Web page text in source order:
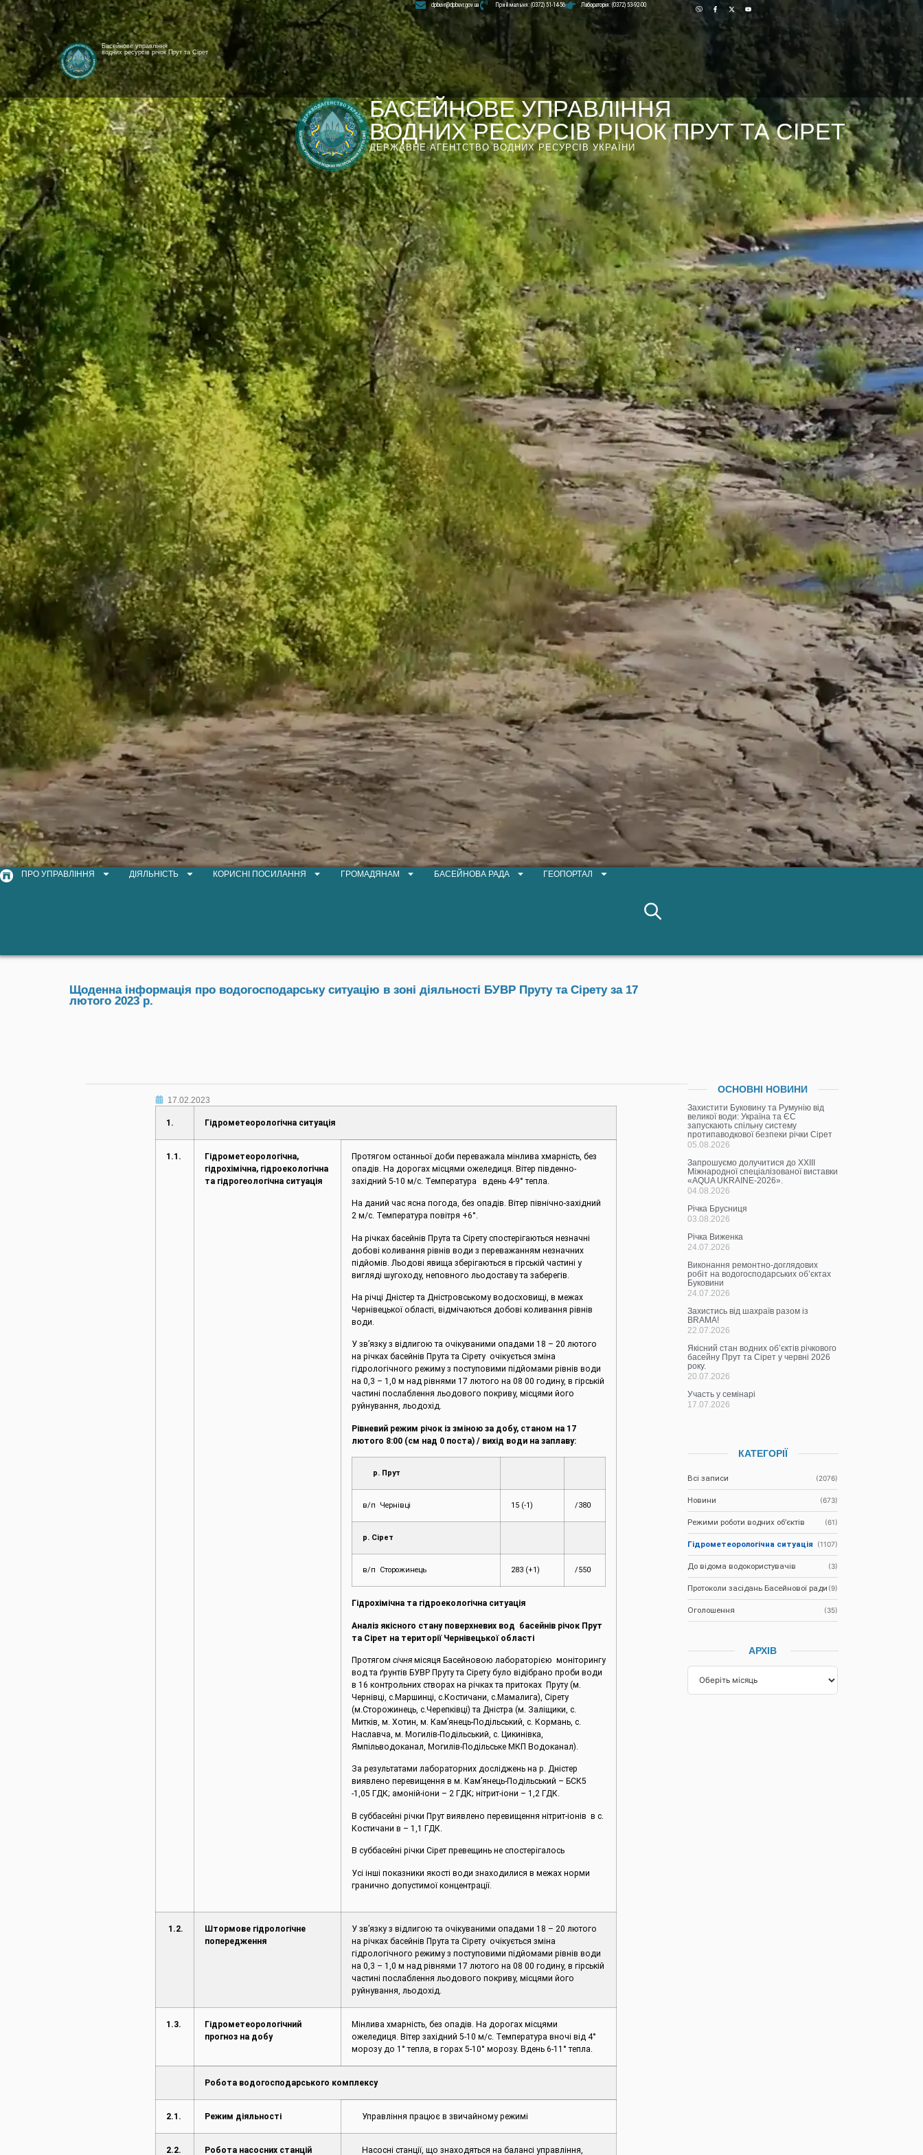
[newyear_garland]
Басейнове управління
водних ресурсів річок Прут та Сірет
Лабораторія: (0372) 53-92-00
dpbuvr@dpbuvr.gov.ua Приймальня: (0372) 51-14-56
БАСЕЙНОВЕ УПРАВЛІННЯ
ВОДНИХ РЕСУРСІВ РІЧОК ПРУТ ТА СІРЕТ
ДЕРЖАВНЕ АГЕНТСТВО ВОДНИХ РЕСУРСІВ УКРАЇНИ
ПРО УПРАВЛІННЯ ДІЯЛЬНІСТЬ КОРИСНІ ПОСИЛАННЯ ГРОМАДЯНАМ БАСЕЙНОВА РАДА ГЕОПОРТАЛ
Щоденна інформація про водогосподарську ситуацію в зоні діяльності БУВР Пруту та Сірету за 17
лютого 2023 р.
17.02.2023
1. Гідрометеорологічна ситуація
1.1.
Гідрометеорологічна,
гідрохімічна, гідроекологічна
та гідрогеологічна ситуація
Протягом останньої доби переважала мінлива хмарність, без
опадів. На дорогах місцями ожеледиця. Вітер південно-
західний 5-10 м/с. Температура вдень 4-9° тепла.
На даний час ясна погода, без опадів. Вітер північно-західний
2 м/с. Температура повітря +6°.
На річках басейнів Прута та Сірету спостерігаються незначні
добові коливання рівнів води з переважанням незначних
підйомів. Льодові явища зберігаються в гірській частині у
вигляді шугоходу, неповного льодоставу та заберегів.
На річці Дністер та Дністровському водосховищі, в межах
Чернівецької області, відмічаються добові коливання рівнів
води.
У зв’язку з відлигою та очікуваними опадами 18 – 20 лютого
на річках басейнів Прута та Сірету очікується зміна
гідрологічного режиму з поступовими підйомами рівнів води
на 0,3 – 1,0 м над рівнями 17 лютого на 08 00 годину, в гірській
частині послаблення льодового покриву, місцями його
руйнування, льодохід.
Рівневий режим річок із зміною за добу, станом на 17
лютого 8:00 (см над 0 поста) / вихід води на заплаву:
р. Прут
в/п Чернівці 15 (-1) /380
р. Сірет
в/п Сторожинець 283 (+1) /550
Гідрохімічна та гідроекологічна ситуація
Аналіз якісного стану поверхневих вод басейнів річок Прут
та Сірет на території Чернівецької області
Протягомсічня місяця Басейновою лабораторією моніторингу
вод та ґрунтів БУВР Пруту та Сірету було відібрано проби води
в 16 контрольних створах на річках та притоках Пруту (м.
Чернівці, c.Маршинці, с.Костичани, с.Мамалига), Сірету
(м.Сторожинець, с.Черепківці) та Дністра (м. Заліщики, с.
Митків, м. Хотин, м. Кам’янець-Подільський, с. Кормань, с.
Наславча, м. Могилів-Подільський, с. Цикинівка,
Ямпільводоканал, Могилів-Подільське МКП Водоканал).
За результатами лабораторних досліджень на р. Дністер
виявлено перевищення в м. Кам’янець-Подільський – БСК5
-1,05 ГДК; амоній-іони – 2 ГДК; нітрит-іони – 1,2 ГДК.
В суббасейні річки Прут виявлено перевищення нітрит-іонів в с.
Костичани в – 1,1 ГДК.
В суббасейні річки Сірет превещинь не спостерігалось
Усі інші показники якості води знаходилися в межах норми
гранично допустимої концентрації.
1.2.
Штормове гідрологічне
попередження
У зв’язку з відлигою та очікуваними опадами 18 – 20 лютого
на річках басейнів Прута та Сірету очікується зміна
гідрологічного режиму з поступовими підйомами рівнів води
на 0,3 – 1,0 м над рівнями 17 лютого на 08 00 годину, в гірській
частині послаблення льодового покриву, місцями його
руйнування, льодохід.
1.3.
Гідрометеорологічний
прогноз на добу
Мінлива хмарність, без опадів. На дорогах місцями
ожеледиця. Вітер західний 5-10 м/с. Температура вночі від 4°
морозу до 1° тепла, в горах 5-10° морозу. Вдень 6-11° тепла.
Робота водогосподарського комплексу
2.1. Режим діяльності Управління працює в звичайному режимі
2.2. Робота насосних станцій
Насосні станції, що знаходяться на балансі управління,
ОСНОВНІ НОВИНИ
Захистити Буковину та Румунію від
великої води: Україна та ЄС
запускають спільну систему
протипаводкової безпеки річки Сірет
05.08.2026
Запрошуємо долучитися до ХХІІІ
Міжнародної спеціалізованої виставки
«AQUA UKRAINE-2026».
04.08.2026
Річка Брусниця
03.08.2026
Річка Виженка
24.07.2026
Виконання ремонтно-доглядових
робіт на водогосподарських об’єктах
Буковини
24.07.2026
Захистись від шахраїв разом із
BRAMA!
22.07.2026
Якісний стан водних об’єктів річкового
басейну Прут та Сірет у червні 2026
року.
20.07.2026
Участь у семінарі
17.07.2026
КАТЕГОРІЇ
Всі записи (2076)
Новини (673)
Режими роботи водних об’єктів (61)
Гідрометеорологічна ситуація (1107)
До відома водокористувачів (3)
Протоколи засідань Басейнової ради (9)
Оголошення (35)
АРХІВ